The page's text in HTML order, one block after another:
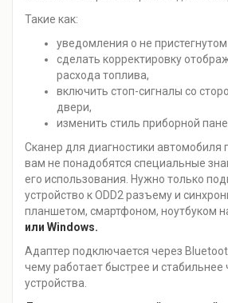
Такие как:
уведомления о не
сделать корректировку
расхода топлива,
включить стоп-сигналы со
двери,
изменить стиль приборной
Сканер для диагностики автомобиля
вам не понадобятся специальные
его использования. Нужно только
устройство к ODD2 разъему и
планшетом, смартфоном, ноутбуком
или Windows.
Адаптер подключается через
чему работает быстрее и
устройства.